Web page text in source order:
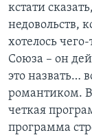
кстати
недовольств,
хотелось
Союза – он
это назвать…
романтиком. В
четкая
программа